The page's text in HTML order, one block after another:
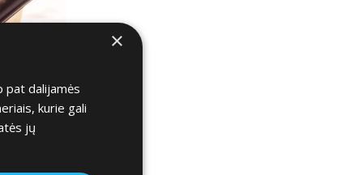
×
pat dalijamės
kurie gali
jų